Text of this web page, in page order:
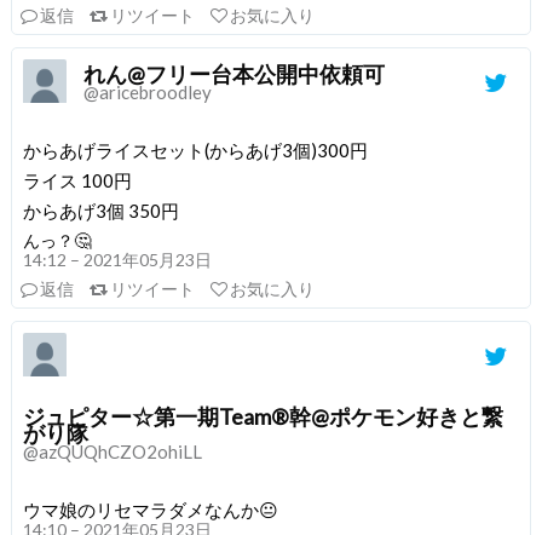
返信
リツイート お気に入り
れん@フリー台本公開中依頼可
@aricebroodley
からあげライスセット(からあげ3個)300円
ライス 100円
からあげ3個 350円
んっ？🤔
14:12 – 2021年05月23日
返信
リツイート お気に入り
ジュピター☆第一期Team®️幹@ポケモン好きと繋
がり隊
@azQUQhCZO2ohiLL
ウマ娘のリセマラダメなんか😐
14:10 – 2021年05月23日